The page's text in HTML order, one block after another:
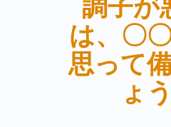
は、〇
思って
ょう